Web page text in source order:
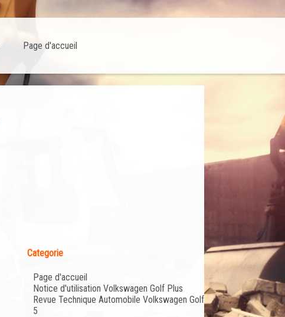
Page d'accueil
Categorie
Page d'accueil
Notice d'utilisation Volkswagen Golf Plus
Revue Technique Automobile Volkswagen Golf
5